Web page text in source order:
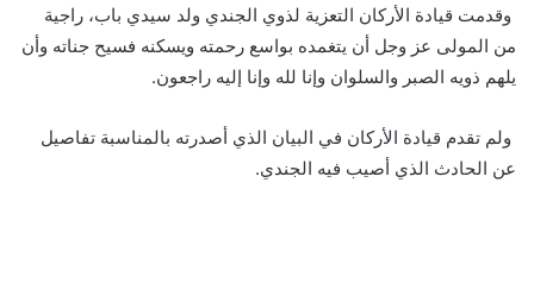
وقدمت قيادة الأركان التعزية لذوي الجندي ولد سيدي باب، راجية
من المولى عز وجل أن يتغمده بواسع رحمته ويسكنه فسيح جناته وأن
يلهم ذويه الصبر والسلوان وإنا لله وإنا إليه راجعون.
ولم تقدم قيادة الأركان في البيان الذي أصدرته بالمناسبة تفاصيل
عن الحادث الذي أصيب فيه الجندي.